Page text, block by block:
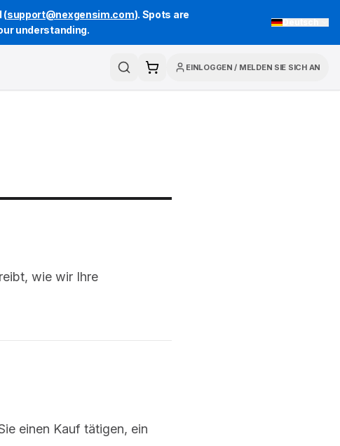
(support@nexgensim.com). Spots are
understanding.
SearchCart EINLOGGEN / MELDEN SIE SICH AN
wie wir Ihre
einen Kauf tätigen, ein